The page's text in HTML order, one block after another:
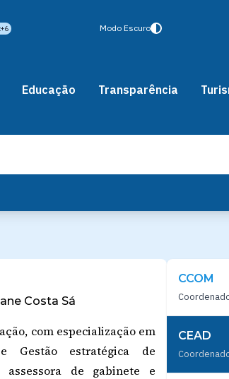
Modo Escuro
Educação Transparência
Costa Sá
com especialização em
Gestão estratégica de
assessora de gabinete e
CCOM
CEAD